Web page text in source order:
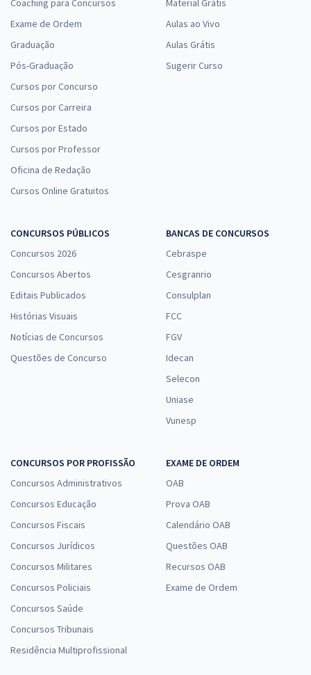
Coaching para Concursos
Exame de Ordem
Graduação
Pós-Graduação
Cursos por Concurso
Cursos por Carreira
Cursos por Estado
Cursos por Professor
Oficina de Redação
Cursos Online Gratuitos
Material Grátis
Aulas ao Vivo
Aulas Grátis
Sugerir Curso
CONCURSOS PÚBLICOS
Concursos 2026
Concursos Abertos
Editais Publicados
Histórias Visuais
Notícias de Concursos
Questões de Concurso
BANCAS DE CONCURSOS
Cebraspe
Cesgranrio
Consulplan
FCC
FGV
Idecan
Selecon
Uniase
Vunesp
CONCURSOS POR PROFISSÃO
Concursos Administrativos
Concursos Educação
Concursos Fiscais
Concursos Jurídicos
Concursos Militares
Concursos Policiais
Concursos Saúde
Concursos Tribunais
Residência Multiprofissional
EXAME DE ORDEM
OAB
Prova OAB
Calendário OAB
Questões OAB
Recursos OAB
Exame de Ordem